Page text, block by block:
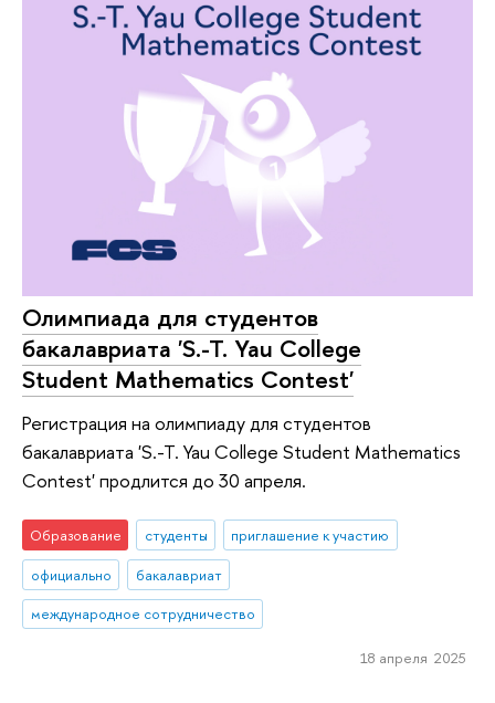
Олимпиада для студентов
бакалавриата 'S.-T. Yau College
Student Mathematics Contest'
Регистрация на олимпиаду для студентов
бакалавриата 'S.-T. Yau College Student Mathematics
Contest' продлится до 30 апреля.
Образование студенты
приглашение к участию
официально
бакалавриат
международное сотрудничество
18 апреля 2025